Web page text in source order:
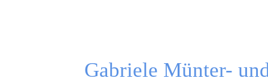
Gabriele Münter-